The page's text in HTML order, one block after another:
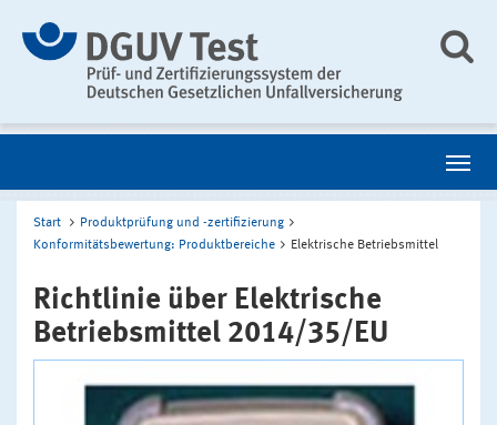
Start
Produktprüfung und -zertifizierung
Konformitätsbewertung: Produktbereiche
Elektrische Betriebsmittel
Richtlinie über Elektrische
Betriebsmittel 2014/35/EU